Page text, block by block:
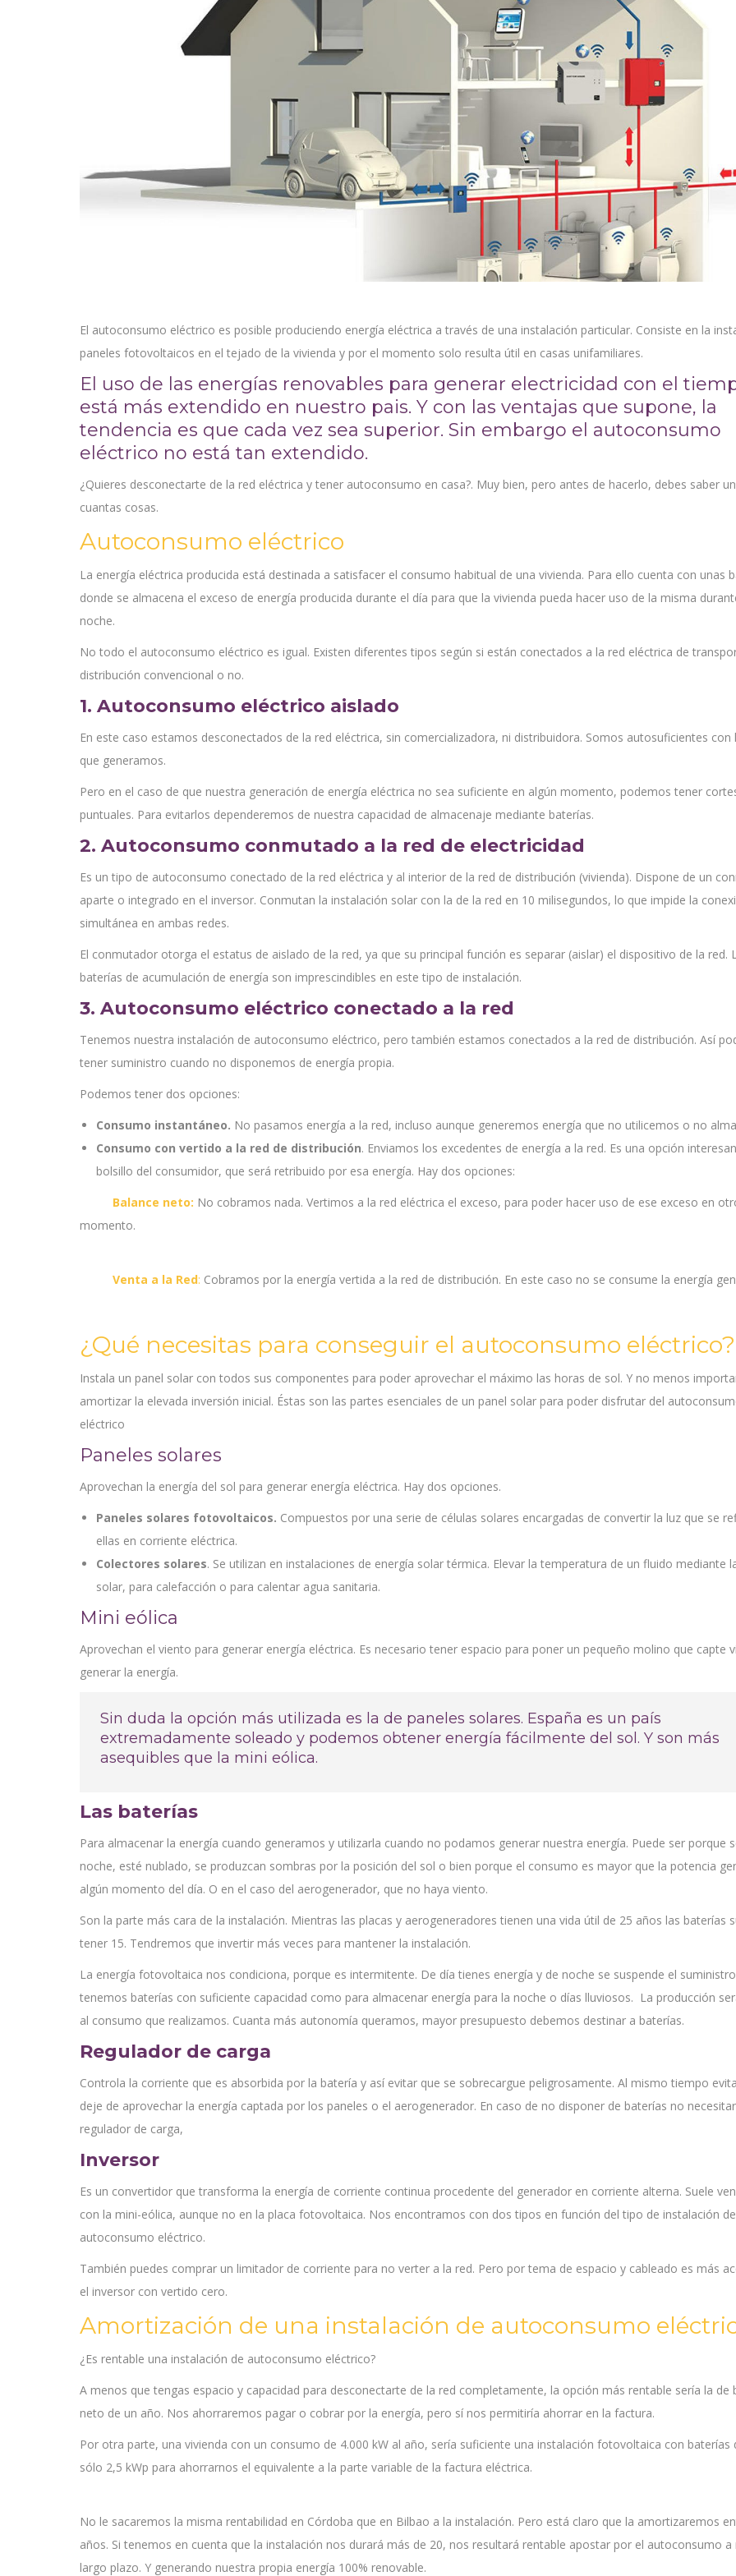
El autoconsumo eléctrico es posible produciendo energía eléctrica a través de una instalación particular. Consiste en la
paneles fotovoltaicos en el tejado de la vivienda y por el momento solo resulta útil en casas unifamiliares.
El uso de las energías renovables para generar electricidad con el
está más extendido en nuestro pais. Y con las ventajas que supone, la
tendencia es que cada vez sea superior. Sin embargo el autoconsumo
eléctrico no está tan extendido.
¿Quieres desconectarte de la red eléctrica y tener autoconsumo en casa?. Muy bien, pero antes de hacerlo, debes saber
cuantas cosas.
Autoconsumo eléctrico
La energía eléctrica producida está destinada a satisfacer el consumo habitual de una vivienda. Para ello cuenta con unas
donde se almacena el exceso de energía producida durante el día para que la vivienda pueda hacer uso de la misma
noche.
No todo el autoconsumo eléctrico es igual. Existen diferentes tipos según si están conectados a la red eléctrica de
distribución convencional o no.
1. Autoconsumo eléctrico aislado
En este caso estamos desconectados de la red eléctrica, sin comercializadora, ni distribuidora. Somos autosuficientes con
que generamos.
Pero en el caso de que nuestra generación de energía eléctrica no sea suficiente en algún momento, podemos tener
puntuales. Para evitarlos dependeremos de nuestra capacidad de almacenaje mediante baterías.
2. Autoconsumo conmutado a la red de electricidad
Es un tipo de autoconsumo conectado de la red eléctrica y al interior de la red de distribución (vivienda). Dispone de un
aparte o integrado en el inversor. Conmutan la instalación solar con la de la red en 10 milisegundos, lo que impide la
simultánea en ambas redes.
El conmutador otorga el estatus de aislado de la red, ya que su principal función es separar (aislar) el dispositivo de la red.
baterías de acumulación de energía son imprescindibles en este tipo de instalación.
3. Autoconsumo eléctrico conectado a la red
Tenemos nuestra instalación de autoconsumo eléctrico, pero también estamos conectados a la red de distribución. Así
tener suministro cuando no disponemos de energía propia.
Podemos tener dos opciones:
Consumo instantáneo. No pasamos energía a la red, incluso aunque generemos energía que no utilicemos o no
Consumo con vertido a la red de distribución. Enviamos los excedentes de energía a la red. Es una opción
bolsillo del consumidor, que será retribuido por esa energía. Hay dos opciones:
Balance neto: No cobramos nada. Vertimos a la red eléctrica el exceso, para poder hacer uso de ese exceso en
momento.
Venta a la Red: Cobramos por la energía vertida a la red de distribución. En este caso no se consume la energía
¿Qué necesitas para conseguir el autoconsumo eléctrico?
Instala un panel solar con todos sus componentes para poder aprovechar el máximo las horas de sol. Y no menos
amortizar la elevada inversión inicial. Éstas son las partes esenciales de un panel solar para poder disfrutar del
eléctrico
Paneles solares
Aprovechan la energía del sol para generar energía eléctrica. Hay dos opciones.
Paneles solares fotovoltaicos. Compuestos por una serie de células solares encargadas de convertir la luz que se
ellas en corriente eléctrica.
Colectores solares. Se utilizan en instalaciones de energía solar térmica. Elevar la temperatura de un fluido mediante
solar, para calefacción o para calentar agua sanitaria.
Mini eólica
Aprovechan el viento para generar energía eléctrica. Es necesario tener espacio para poner un pequeño molino que capte
generar la energía.
Sin duda la opción más utilizada es la de paneles solares. España es un país
extremadamente soleado y podemos obtener energía fácilmente del sol. Y son más
asequibles que la mini eólica.
Las baterías
Para almacenar la energía cuando generamos y utilizarla cuando no podamos generar nuestra energía. Puede ser porque
noche, esté nublado, se produzcan sombras por la posición del sol o bien porque el consumo es mayor que la potencia
algún momento del día. O en el caso del aerogenerador, que no haya viento.
Son la parte más cara de la instalación. Mientras las placas y aerogeneradores tienen una vida útil de 25 años las baterías
tener 15. Tendremos que invertir más veces para mantener la instalación.
La energía fotovoltaica nos condiciona, porque es intermitente. De día tienes energía y de noche se suspende el
tenemos baterías con suficiente capacidad como para almacenar energía para la noche o días lluviosos. La producción
al consumo que realizamos. Cuanta más autonomía queramos, mayor presupuesto debemos destinar a baterías.
Regulador de carga
Controla la corriente que es absorbida por la batería y así evitar que se sobrecargue peligrosamente. Al mismo tiempo
deje de aprovechar la energía captada por los paneles o el aerogenerador. En caso de no disponer de baterías no
regulador de carga,
Inversor
Es un convertidor que transforma la energía de corriente continua procedente del generador en corriente alterna. Suele
con la mini-eólica, aunque no en la placa fotovoltaica. Nos encontramos con dos tipos en función del tipo de instalación de
autoconsumo eléctrico.
También puedes comprar un limitador de corriente para no verter a la red. Pero por tema de espacio y cableado es más
el inversor con vertido cero.
Amortización de una instalación de autoconsumo
¿Es rentable una instalación de autoconsumo eléctrico?
A menos que tengas espacio y capacidad para desconectarte de la red completamente, la opción más rentable sería la de
neto de un año. Nos ahorraremos pagar o cobrar por la energía, pero sí nos permitiría ahorrar en la factura.
Por otra parte, una vivienda con un consumo de 4.000 kW al año, sería suficiente una instalación fotovoltaica con baterías
sólo 2,5 kWp para ahorrarnos el equivalente a la parte variable de la factura eléctrica.
No le sacaremos la misma rentabilidad en Córdoba que en Bilbao a la instalación. Pero está claro que la amortizaremos
años. Si tenemos en cuenta que la instalación nos durará más de 20, nos resultará rentable apostar por el autoconsumo a
largo plazo. Y generando nuestra propia energía 100% renovable.